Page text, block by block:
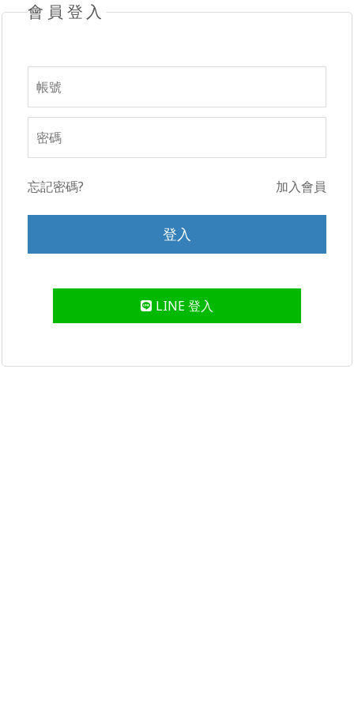
會員登入
忘記密碼? 加入會員
LINE 登入